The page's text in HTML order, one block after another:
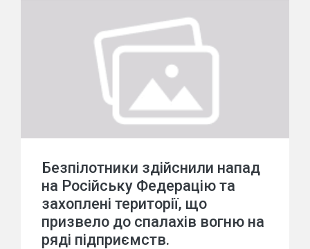
Безпілотники здійснили напад
на Російську Федерацію та
захоплені території, що
призвело до спалахів вогню на
ряді підприємств.